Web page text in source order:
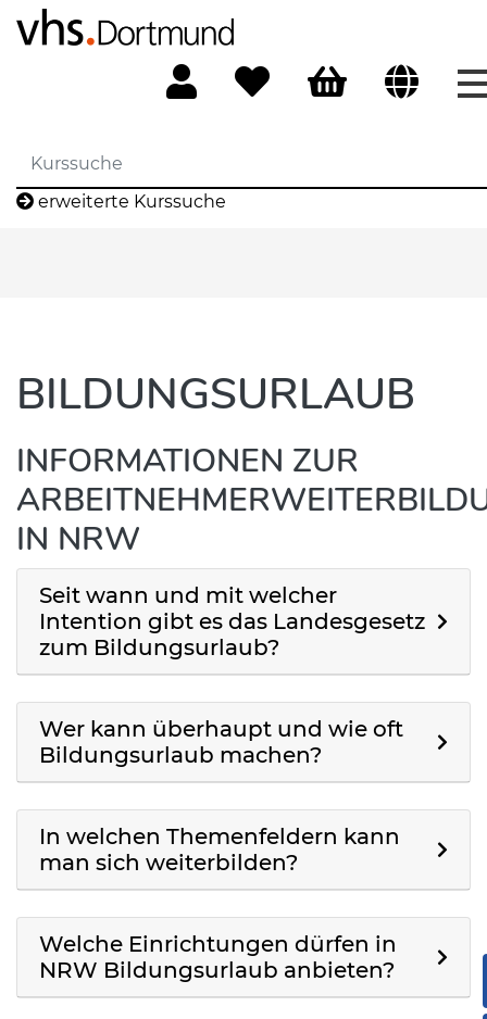
erweiterte Kurssuche
BILDUNGSURLAUB
INFORMATIONEN ZUR
IN NRW
Seit wann und mit welcher
Intention gibt es das Landesgesetz
zum Bildungsurlaub?
Wer kann überhaupt und wie oft
Bildungsurlaub machen?
In welchen Themenfeldern kann
man sich weiterbilden?
Welche Einrichtungen dürfen in
NRW Bildungsurlaub anbieten?